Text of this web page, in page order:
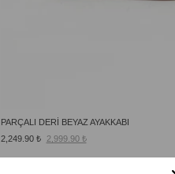
PARÇALI DERİ BEYAZ AYAKKABI
2,249.90 ₺
2,999.90 ₺